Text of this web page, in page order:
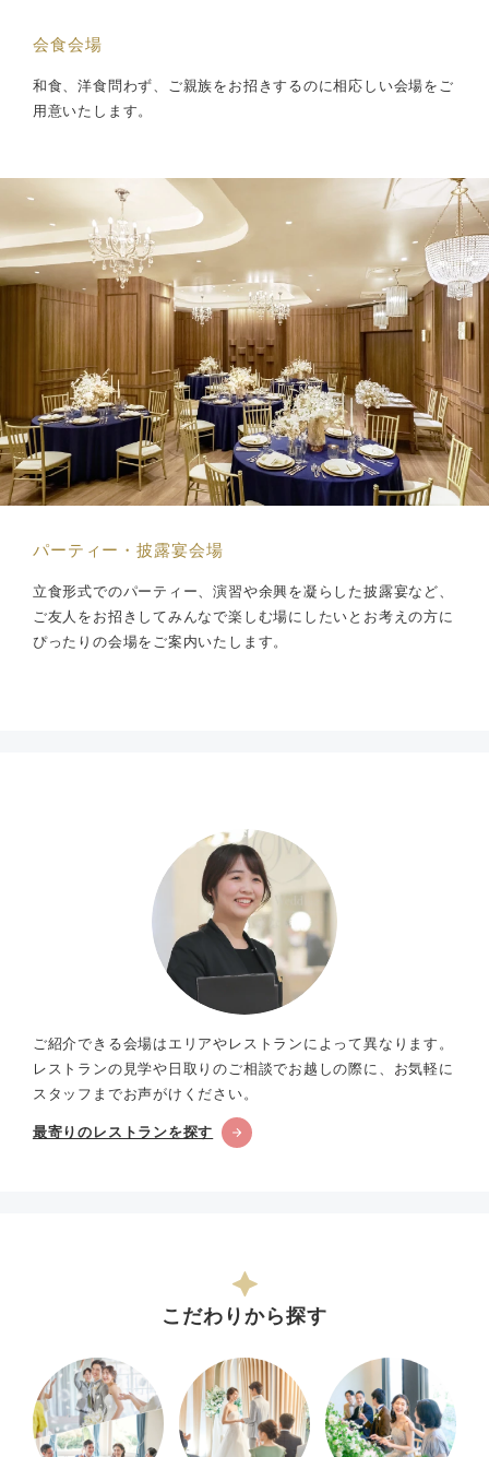
会食会場
和食、洋食問わず、ご親族をお招きするのに相応しい会場をご
用意いたします。
パーティー・披露宴会場
立食形式でのパーティー、演習や余興を凝らした披露宴など、
ご友人をお招きしてみんなで楽しむ場にしたいとお考えの方に
ぴったりの会場をご案内いたします。
ご紹介できる会場はエリアやレストランによって異なります。
レストランの見学や日取りのご相談でお越しの際に、お気軽に
スタッフまでお声がけください。
最寄りのレストランを探す
こだわりから探す